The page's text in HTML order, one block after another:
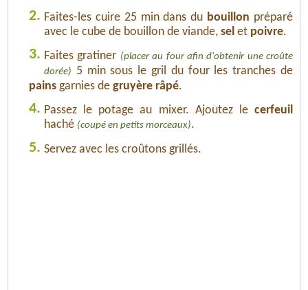
2. Faites-les cuire 25 min dans du bouillon préparé
avec le cube de bouillon de viande, sel et poivre.
3. Faites gratiner (placer au four afin d'obtenir une croûte
dorée) 5 min sous le gril du four les tranches de
pains garnies de gruyère râpé.
4. Passez le potage au mixer. Ajoutez le cerfeuil
haché (coupé en petits morceaux).
5. Servez avec les croûtons grillés.